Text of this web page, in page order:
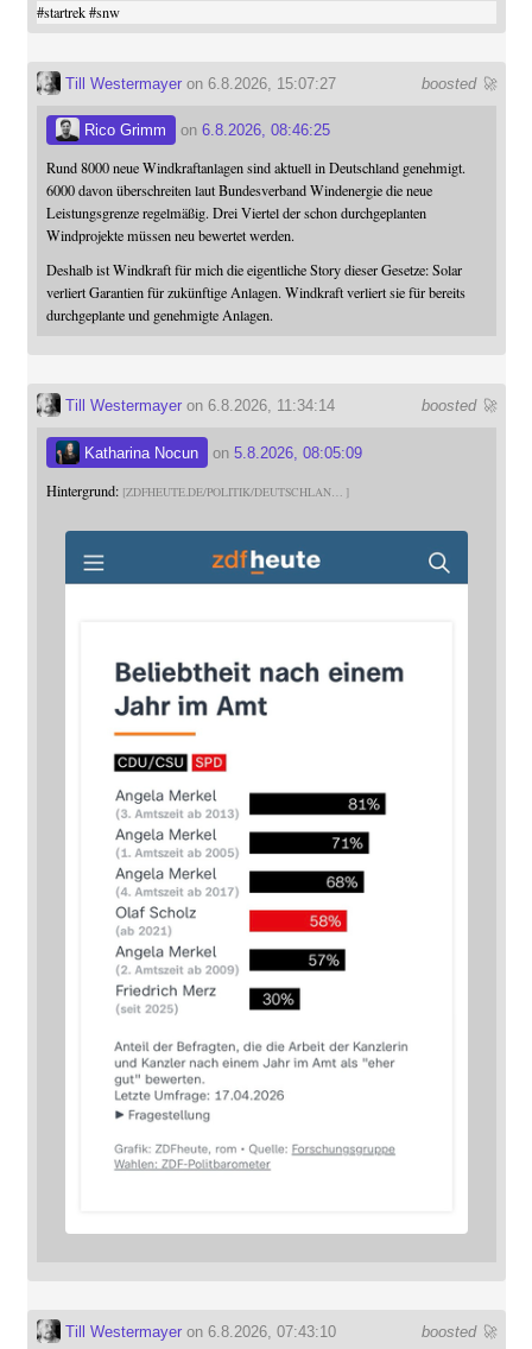
#startrek #snw
boosted 🚀
Till Westermayeron 6.8.2026, 15:07:27
Rico Grimm on 6.8.2026, 08:46:25
Rund 8000 neue Windkraftanlagen sind aktuell in Deutschland genehmigt.
6000 davon überschreiten laut Bundesverband Windenergie die neue
Leistungsgrenze regelmäßig. Drei Viertel der schon durchgeplanten
Windprojekte müssen neu bewertet werden.
Deshalb ist Windkraft für mich die eigentliche Story dieser Gesetze: Solar
verliert Garantien für zukünftige Anlagen. Windkraft verliert sie für bereits
durchgeplante und genehmigte Anlagen.
boosted 🚀
Till Westermayeron 6.8.2026, 11:34:14
Katharina Nocun on 5.8.2026, 08:05:09
Hintergrund: ZDFHEUTE.DE/POLITIK/DEUTSCHLAN
boosted 🚀
Till Westermayeron 6.8.2026, 07:43:10